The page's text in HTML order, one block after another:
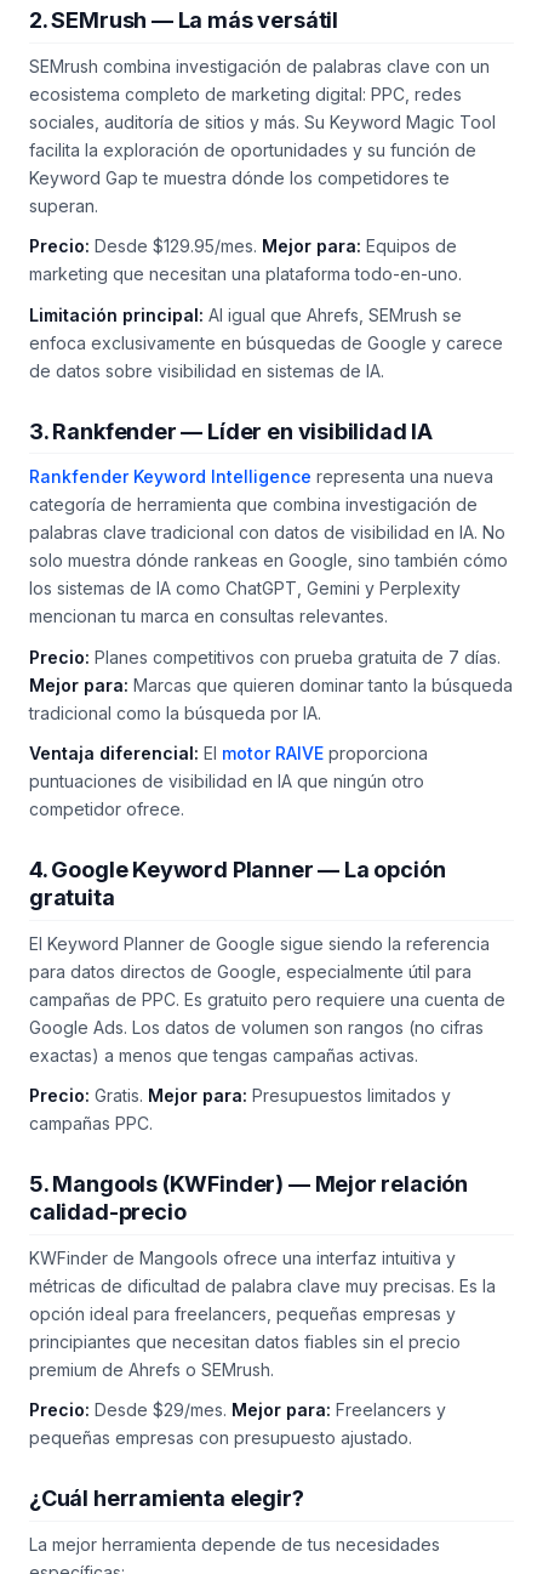
2. SEMrush — La más versátil
SEMrush combina investigación de palabras clave con un
ecosistema completo de marketing digital: PPC, redes
sociales, auditoría de sitios y más. Su Keyword Magic Tool
facilita la exploración de oportunidades y su función de
Keyword Gap te muestra dónde los competidores te
superan.
Precio: Desde $129.95/mes. Mejor para: Equipos de
marketing que necesitan una plataforma todo-en-uno.
Limitación principal: Al igual que Ahrefs, SEMrush se
enfoca exclusivamente en búsquedas de Google y carece
de datos sobre visibilidad en sistemas de IA.
3. Rankfender — Líder en visibilidad IA
Rankfender Keyword Intelligence representa una nueva
categoría de herramienta que combina investigación de
palabras clave tradicional con datos de visibilidad en IA. No
solo muestra dónde rankeas en Google, sino también cómo
los sistemas de IA como ChatGPT, Gemini y Perplexity
mencionan tu marca en consultas relevantes.
Precio: Planes competitivos con prueba gratuita de 7 días.
Mejor para: Marcas que quieren dominar tanto la búsqueda
tradicional como la búsqueda por IA.
Ventaja diferencial: El motor RAIVE proporciona
puntuaciones de visibilidad en IA que ningún otro
competidor ofrece.
4. Google Keyword Planner — La opción
gratuita
El Keyword Planner de Google sigue siendo la referencia
para datos directos de Google, especialmente útil para
campañas de PPC. Es gratuito pero requiere una cuenta de
Google Ads. Los datos de volumen son rangos (no cifras
exactas) a menos que tengas campañas activas.
Precio: Gratis. Mejor para: Presupuestos limitados y
campañas PPC.
5. Mangools (KWFinder) — Mejor relación
calidad-precio
KWFinder de Mangools ofrece una interfaz intuitiva y
métricas de dificultad de palabra clave muy precisas. Es la
opción ideal para freelancers, pequeñas empresas y
principiantes que necesitan datos fiables sin el precio
premium de Ahrefs o SEMrush.
Precio: Desde $29/mes. Mejor para: Freelancers y
pequeñas empresas con presupuesto ajustado.
¿Cuál herramienta elegir?
La mejor herramienta depende de tus necesidades